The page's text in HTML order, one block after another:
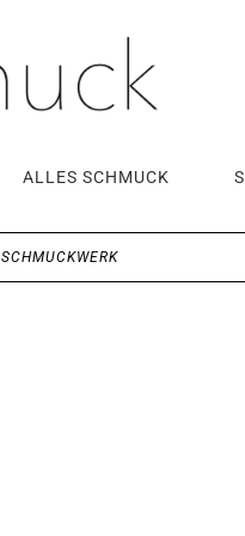
ALLES SCHMUCK
SCHMUCKWERK